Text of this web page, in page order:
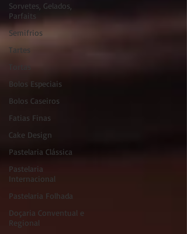
Sorvetes, Gelados,
Parfaits
Semifrios
Tartes
Bolos Especiais
Bolos Caseiros
Fatias Finas
Cake Design
Pastelaria Clássica
Pastelaria
Internacional
Pastelaria Folhada
Doçaria Conventual e
Regional